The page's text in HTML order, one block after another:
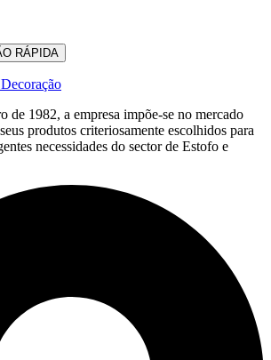
RÁPIDA
de 1982, a empresa impõe-se no mercado
produtos criteriosamente escolhidos para
necessidades do sector de Estofo e